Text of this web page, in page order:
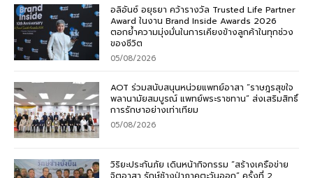
อลิอันซ์ อยุธยา คว้ารางวัล Trusted Life Partner
Award ในงาน Brand Inside Awards 2026
ตอกย้ำความมุ่งมั่นในการเคียงข้างลูกค้าในทุกช่วง
ของชีวิต
05/08/2026
AOT ร่วมสนับสนุนหน่วยแพทย์อาสา “ราษฎรสุขใจ
พลานามัยสมบูรณ์ แพทย์พระราชทาน” ส่งเสริมสิทธิ์
การรักษาอย่างเท่าเทียม
05/08/2026
วิริยะประกันภัย เดินหน้ากิจกรรม “สร้างเครือข่าย